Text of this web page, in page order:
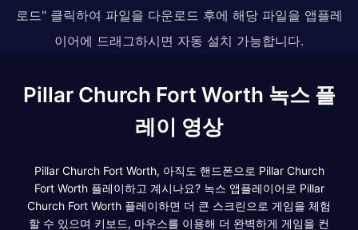
로드" 클릭하여 파일을 다운로드 후에 해당 파일을 앱플레
이어에 드래그하시면 자동 설치 가능합니다.
Pillar Church Fort Worth 녹스 플
레이 영상
Pillar Church Fort Worth, 아직도 핸드폰으로 Pillar Church
Fort Worth 플레이하고 계시나요? 녹스 앱플레이어로 Pillar
Church Fort Worth 플레이하면 더 큰 스크린으로 게임을 체험
할 수 있으며 키보드, 마우스를 이용해 더 완벽하게 게임을 컨